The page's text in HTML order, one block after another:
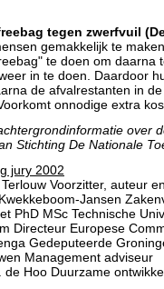
tegen zwerfvuil
gemakkelijk te
te doen om daarna
in te doen. Daardoor
de afvalrestanten in
onnodige extra
over
Stichting De Nationale
jury 2002
Voorzitter, auteur
Jansen
PhD MSc Technische
Directeur Europese
Gedeputeerde
Management adviseur
de Hoo Duurzame